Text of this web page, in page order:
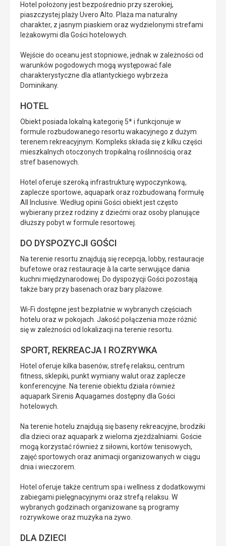
Hotel położony jest bezpośrednio przy szerokiej,
piaszczystej plaży Uvero Alto. Plaża ma naturalny
charakter, z jasnym piaskiem oraz wydzielonymi strefami
leżakowymi dla Gości hotelowych.
Wejście do oceanu jest stopniowe, jednak w zależności od
warunków pogodowych mogą występować fale
charakterystyczne dla atlantyckiego wybrzeża
Dominikany.
HOTEL
Obiekt posiada lokalną kategorię 5* i funkcjonuje w
formule rozbudowanego resortu wakacyjnego z dużym
terenem rekreacyjnym. Kompleks składa się z kilku części
mieszkalnych otoczonych tropikalną roślinnością oraz
stref basenowych.
Hotel oferuje szeroką infrastrukturę wypoczynkową,
zaplecze sportowe, aquapark oraz rozbudowaną formułę
All Inclusive. Według opinii Gości obiekt jest często
wybierany przez rodziny z dziećmi oraz osoby planujące
dłuższy pobyt w formule resortowej.
DO DYSPOZYCJI GOŚCI
Na terenie resortu znajdują się recepcja, lobby, restauracje
bufetowe oraz restauracje à la carte serwujące dania
kuchni międzynarodowej. Do dyspozycji Gości pozostają
także bary przy basenach oraz bary plażowe.
Wi-Fi dostępne jest bezpłatnie w wybranych częściach
hotelu oraz w pokojach. Jakość połączenia może różnić
się w zależności od lokalizacji na terenie resortu.
SPORT, REKREACJA I ROZRYWKA
Hotel oferuje kilka basenów, strefę relaksu, centrum
fitness, sklepiki, punkt wymiany walut oraz zaplecze
konferencyjne. Na terenie obiektu działa również
aquapark Sirenis Aquagames dostępny dla Gości
hotelowych.
Na terenie hotelu znajdują się baseny rekreacyjne, brodziki
dla dzieci oraz aquapark z wieloma zjeżdżalniami. Goście
mogą korzystać również z siłowni, kortów tenisowych,
zajęć sportowych oraz animacji organizowanych w ciągu
dnia i wieczorem.
Hotel oferuje także centrum spa i wellness z dodatkowymi
zabiegami pielęgnacyjnymi oraz strefą relaksu. W
wybranych godzinach organizowane są programy
rozrywkowe oraz muzyka na żywo.
DLA DZIECI